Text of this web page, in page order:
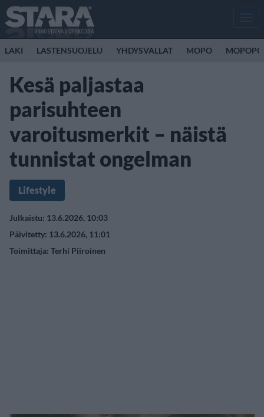
LAKI LASTENSUOJELU YHDYSVALLAT MOPO
Kesä paljastaa
parisuhteen
varoitusmerkit – näistä
tunnistat ongelman
Lifestyle
Julkaistu: 13.6.2026, 10:03
Päivitetty: 13.6.2026, 11:01
Toimittaja: Terhi Piiroinen